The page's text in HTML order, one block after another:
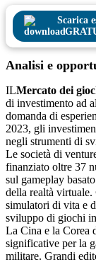
Scarica
Analisi e
ILMercato dei
di investimento ad
domanda di
2023, gli
negli strumenti di
Le società di
finanziato oltre 37
sul gameplay
della realtà
simulatori di vita e
sviluppo di giochi
La Cina e la Corea
significative per la
militare. Grandi